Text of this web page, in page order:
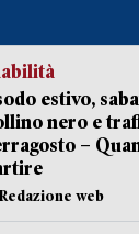
estivo,
nero e
–
web